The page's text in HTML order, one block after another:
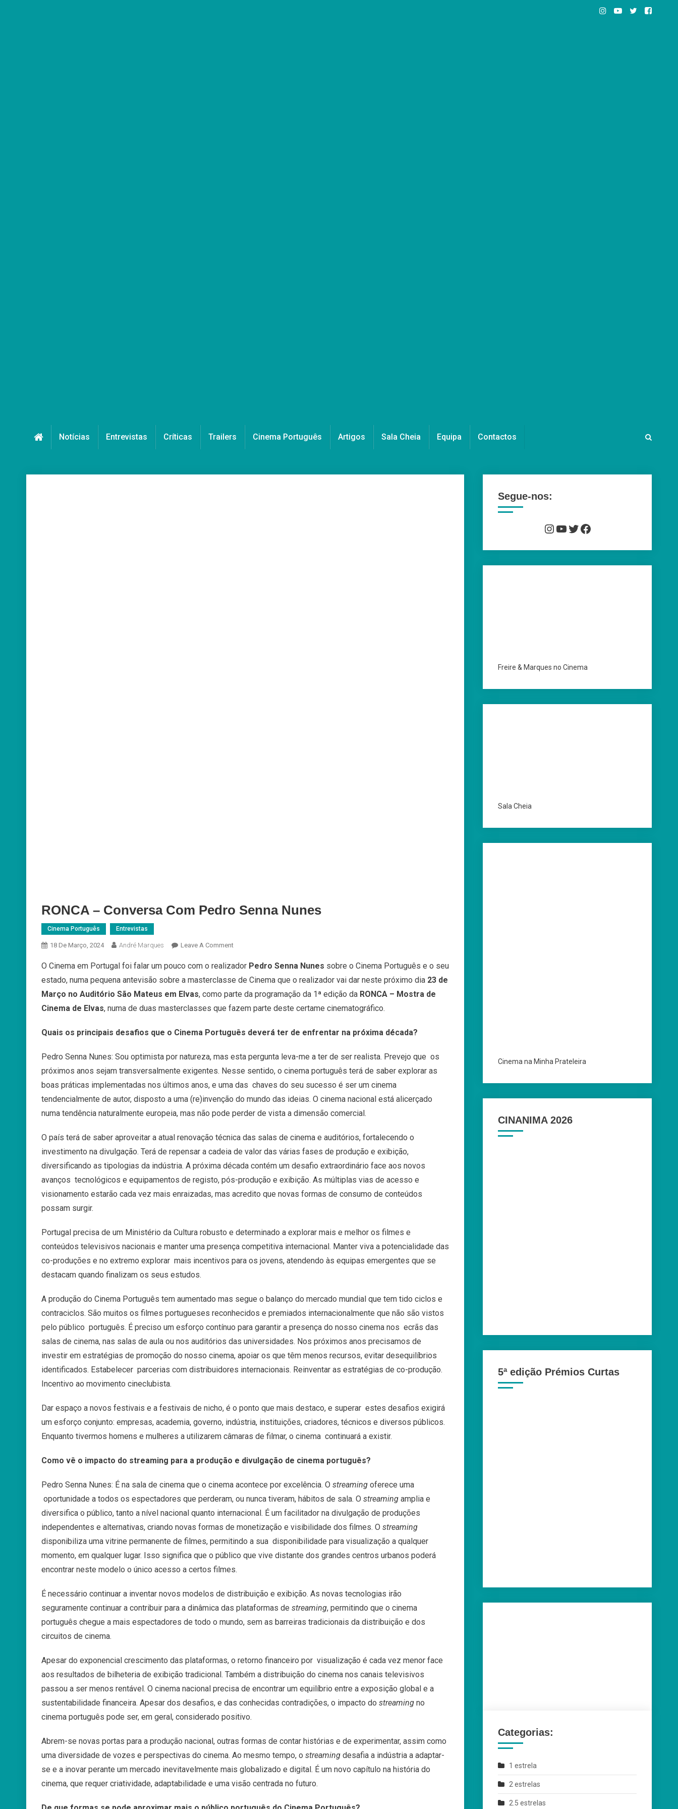
Notícias Entrevistas Críticas Trailers Cinema Português Artigos Sala Cheia Equipa Contactos
RONCA – Conversa Com Pedro Senna Nunes
Cinema Português Entrevistas
18 De Março, 2024 André Marques Leave A CommentOn
–
Conversa
Com
O Cinema em Portugal foi falar um pouco com o realizador Pedro Senna Nunes sobre o Cinema Português e o seu
estado, numa pequena antevisão sobre a masterclasse de Cinema que o realizador vai dar neste próximo dia 23 de
Março no Auditório São Mateus em Elvas, como parte da programação da 1ª edição da RONCA – Mostra de
Cinema de Elvas, numa de duas masterclasses que fazem parte deste certame cinematográfico.
Quais os principais desafios que o Cinema Português deverá ter de enfrentar na próxima década?
Pedro Senna Nunes: Sou optimista por natureza, mas esta pergunta leva-me a ter de ser realista. Prevejo que os
próximos anos sejam transversalmente exigentes. Nesse sentido, o cinema português terá de saber explorar as
boas práticas implementadas nos últimos anos, e uma das chaves do seu sucesso é ser um cinema
tendencialmente de autor, disposto a uma (re)invenção do mundo das ideias. O cinema nacional está alicerçado
numa tendência naturalmente europeia, mas não pode perder de vista a dimensão comercial.
O país terá de saber aproveitar a atual renovação técnica das salas de cinema e auditórios, fortalecendo o
investimento na divulgação. Terá de repensar a cadeia de valor das várias fases de produção e exibição,
diversificando as tipologias da indústria. A próxima década contém um desafio extraordinário face aos novos
avanços tecnológicos e equipamentos de registo, pós-produção e exibição. As múltiplas vias de acesso e
visionamento estarão cada vez mais enraizadas, mas acredito que novas formas de consumo de conteúdos
possam surgir.
Portugal precisa de um Ministério da Cultura robusto e determinado a explorar mais e melhor os filmes e
conteúdos televisivos nacionais e manter uma presença competitiva internacional. Manter viva a potencialidade das
co-produções e no extremo explorar mais incentivos para os jovens, atendendo às equipas emergentes que se
destacam quando finalizam os seus estudos.
A produção do Cinema Português tem aumentado mas segue o balanço do mercado mundial que tem tido ciclos e
contraciclos. São muitos os filmes portugueses reconhecidos e premiados internacionalmente que não são vistos
pelo público português. É preciso um esforço contínuo para garantir a presença do nosso cinema nos ecrãs das
salas de cinema, nas salas de aula ou nos auditórios das universidades. Nos próximos anos precisamos de
investir em estratégias de promoção do nosso cinema, apoiar os que têm menos recursos, evitar desequilíbrios
identificados. Estabelecer parcerias com distribuidores internacionais. Reinventar as estratégias de co-produção.
Incentivo ao movimento cineclubista.
Dar espaço a novos festivais e a festivais de nicho, é o ponto que mais destaco, e superar estes desafios exigirá
um esforço conjunto: empresas, academia, governo, indústria, instituições, criadores, técnicos e diversos públicos.
Enquanto tivermos homens e mulheres a utilizarem câmaras de filmar, o cinema continuará a existir.
Como vê o impacto do streaming para a produção e divulgação de cinema português?
Pedro Senna Nunes: É na sala de cinema que o cinema acontece por excelência. O streaming oferece uma
oportunidade a todos os espectadores que perderam, ou nunca tiveram, hábitos de sala. O streaming amplia e
diversifica o público, tanto a nível nacional quanto internacional. É um facilitador na divulgação de produções
independentes e alternativas, criando novas formas de monetização e visibilidade dos filmes. O streaming
disponibiliza uma vitrine permanente de filmes, permitindo a sua disponibilidade para visualização a qualquer
momento, em qualquer lugar. Isso significa que o público que vive distante dos grandes centros urbanos poderá
encontrar neste modelo o único acesso a certos filmes.
É necessário continuar a inventar novos modelos de distribuição e exibição. As novas tecnologias irão
seguramente continuar a contribuir para a dinâmica das plataformas de streaming, permitindo que o cinema
português chegue a mais espectadores de todo o mundo, sem as barreiras tradicionais da distribuição e dos
circuitos de cinema.
Apesar do exponencial crescimento das plataformas, o retorno financeiro por visualização é cada vez menor face
aos resultados de bilheteria de exibição tradicional. Também a distribuição do cinema nos canais televisivos
passou a ser menos rentável. O cinema nacional precisa de encontrar um equilíbrio entre a exposição global e a
sustentabilidade financeira. Apesar dos desafios, e das conhecidas contradições, o impacto do streaming no
cinema português pode ser, em geral, considerado positivo.
Abrem-se novas portas para a produção nacional, outras formas de contar histórias e de experimentar, assim como
uma diversidade de vozes e perspectivas do cinema. Ao mesmo tempo, o streaming desafia a indústria a adaptar-
se e a inovar perante um mercado inevitavelmente mais globalizado e digital. É um novo capítulo na história do
cinema, que requer criatividade, adaptabilidade e uma visão centrada no futuro.
Segue-nos:
Instagram
YouTube
Twitter
Facebook
Freire & Marques no Cinema
Sala Cheia
Cinema na Minha Prateleira
CINANIMA 2026
5ª edição Prémios Curtas
Categorias:
1 estrela
2 estrelas
2.5 estrelas